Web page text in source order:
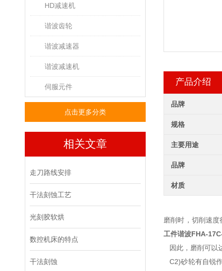
HD减速机
谐波齿轮
谐波减速器
谐波减速机
伺服元件
点击更多分类
相关文章
走刀路线安排
干法刻蚀工艺
光刻胶软烘
数控机床的特点
干法刻蚀
产品介绍
品牌
规格
主要用途
品牌
材质
磨削时，切削速
工件谐波FHA-
因此，磨削可以
C2)砂轮有自锐